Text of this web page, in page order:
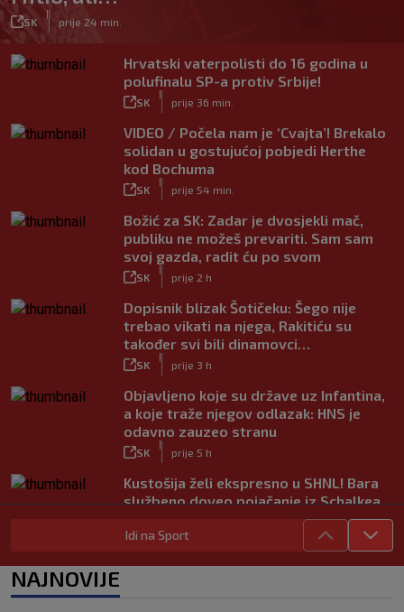
SK prije 24 min.
Hrvatski vaterpolisti do 16 godina u
polufinalu SP-a protiv Srbije!
SK prije 36 min.
VIDEO / Počela nam je ‘Cvajta’! Brekalo
solidan u gostujućoj pobjedi Herthe
kod Bochuma
SK prije 54 min.
Božić za SK: Zadar je dvosjekli mač,
publiku ne možeš prevariti. Sam sam
svoj gazda, radit ću po svom
SK prije 2 h
Dopisnik blizak Šotičeku: Šego nije
trebao vikati na njega, Rakitiću su
također svi bili dinamovci…
SK prije 3 h
Objavljeno koje su države uz Infantina,
a koje traže njegov odlazak: HNS je
odavno zauzeo stranu
SK prije 5 h
Kustošija želi ekspresno u SHNL! Bara
službeno doveo pojačanje iz Schalkea
Tomiyasu se vraća u Premier ligu,
postat će suigrač bivšeg Vatrenog
Idi na Sport
NAJNOVIJE